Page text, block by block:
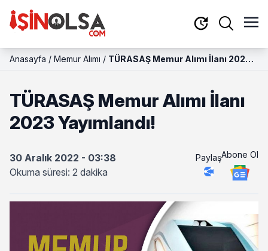
Anasayfa / Memur Alımı / TÜRASAŞ Memur Alımı İlanı 2023
TÜRASAŞ Memur Alımı İlanı
2023 Yayımlandı!
30 Aralık 2022 - 03:38
Okuma süresi: 2 dakika
PaylaşAbone Ol